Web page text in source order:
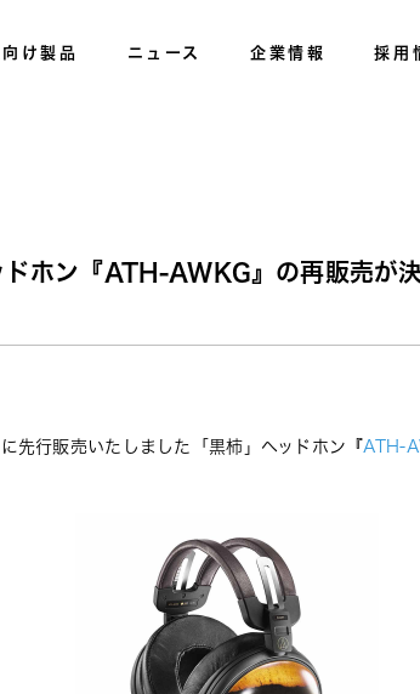
け製品 ニュース 企業情報 採用
ホン『ATH-AWKG』の再販売が
先行販売いたしました「黒柿」ヘッドホン『ATH-